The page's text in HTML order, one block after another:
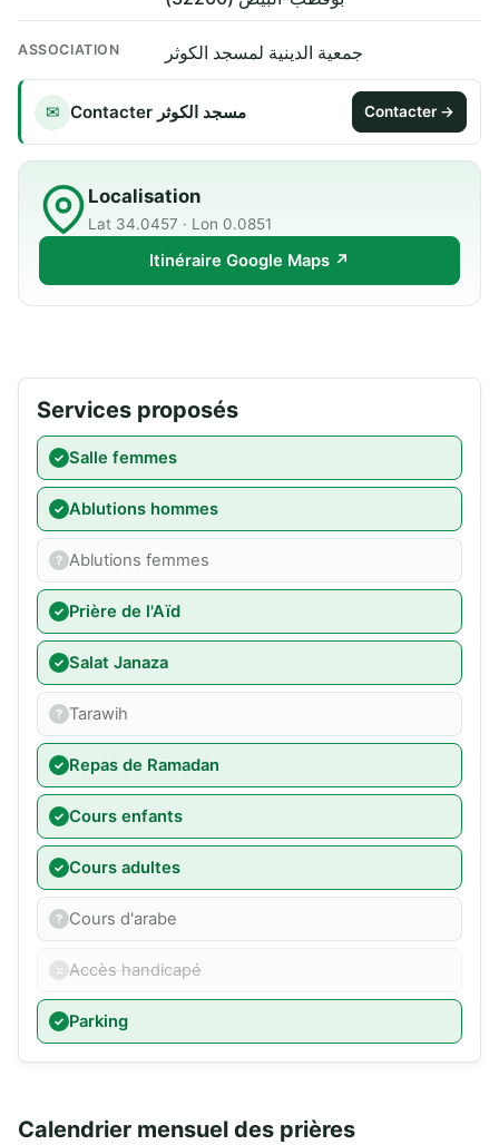
ASSOCIATION جمعية الدينية لمسجد الكوثر
✉ Contacter مسجد الكوثر Contacter →
Localisation
Lat 34.0457 · Lon 0.0851
Itinéraire Google Maps ↗
Services proposés
Salle femmes
Ablutions hommes
Ablutions femmes
Prière de l'Aïd
Salat Janaza
Tarawih
Repas de Ramadan
Cours enfants
Cours adultes
Cours d'arabe
Accès handicapé
Parking
Calendrier mensuel des prières